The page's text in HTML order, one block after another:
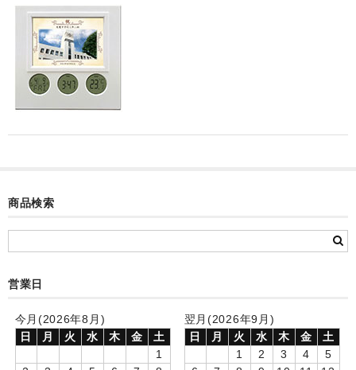
カード付フォトフレームクロック(集合)
目覚まし時計(集合＋個別)
メロディ時計(集合)
制服メモリー
お絵かきギャラリー
自作オリジナル時計
商品検索
営業日
今月(2026年8月)
日
月 火 水 木 金
土
1
翌月(2026年9月)
日
月 火 水 木 金
土
1
2 3 4
5